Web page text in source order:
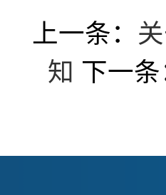
上一条：
知 下一